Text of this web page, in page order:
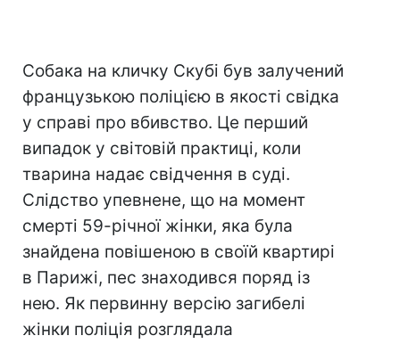
Собака на кличку Скубі був залучений
французькою поліцією в якості свідка
у справі про вбивство. Це перший
випадок у світовій практиці, коли
тварина надає свідчення в суді.
Слідство упевнене, що на момент
смерті 59-річної жінки, яка була
знайдена повішеною в своїй квартирі
в Парижі, пес знаходився поряд із
нею. Як первинну версію загибелі
жінки поліція розглядала